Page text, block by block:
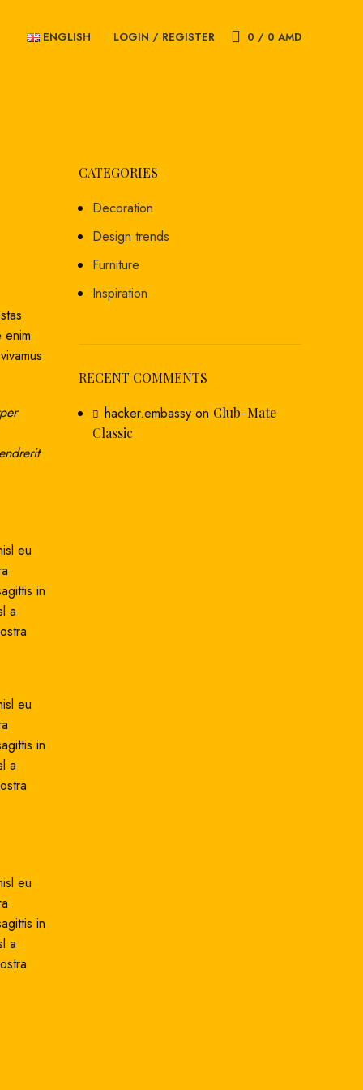
ENGLISH LOGIN / REGISTER 0 / 0 AMD
enim
eu
in
a
eu
in
a
eu
in
a
CATEGORIES
Decoration
Design trends
Furniture
Inspiration
RECENT COMMENTS
hacker.embassyon Club-Mate
Classic